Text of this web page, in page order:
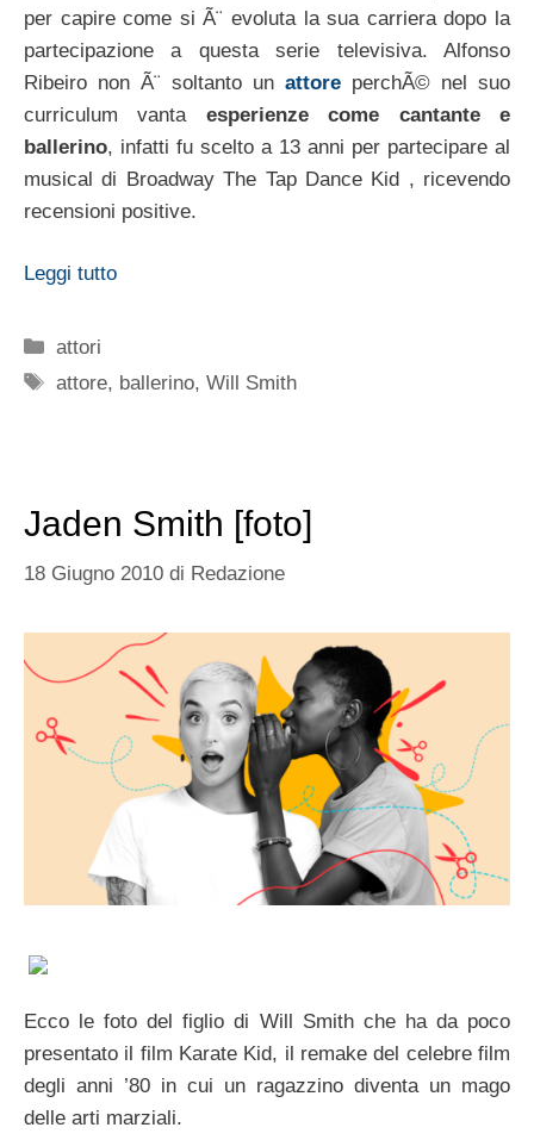
per capire come si Ã¨ evoluta la sua carriera dopo la
partecipazione a questa serie televisiva. Alfonso
Ribeiro non Ã¨ soltanto un attore perchÃ© nel suo
curriculum vanta esperienze come cantante e
ballerino, infatti fu scelto a 13 anni per partecipare al
musical di Broadway The Tap Dance Kid , ricevendo
recensioni positive.
Leggi tutto
Categorie
attori
Tag
attore, ballerino,Will Smith
Jaden Smith [foto]
18 Giugno 2010 di Redazione
Ecco le foto del figlio di Will Smith che ha da poco
presentato il film Karate Kid, il remake del celebre film
degli anni ’80 in cui un ragazzino diventa un mago
delle arti marziali.